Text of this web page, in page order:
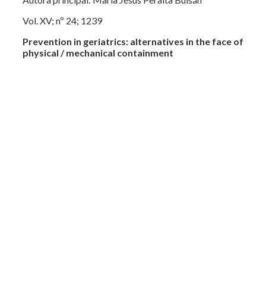
Vol. XV; nº 24; 1239
Prevention in geriatrics: alternatives in the face of
physical / mechanical containment